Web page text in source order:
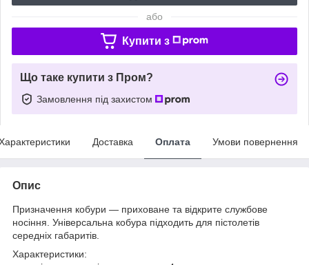
або
Купити з
Що таке купити з Пром?
Замовлення під захистом
Доставка Оплата Умови повернення
Опис
Призначення кобури — приховане та відкрите службове
носіння. Універсальна кобура підходить для пістолетів
середніх габаритів.
Характеристики: